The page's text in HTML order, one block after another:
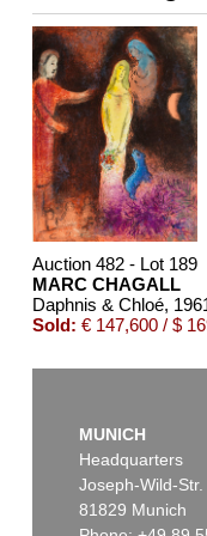
Auction 482 - Lot 189
MARC CHAGALL
Daphnis & Chloé,
Sold: € 147,600 / $
MUNICH
Headquarters
Joseph-Wild-Str.
81829 Munich